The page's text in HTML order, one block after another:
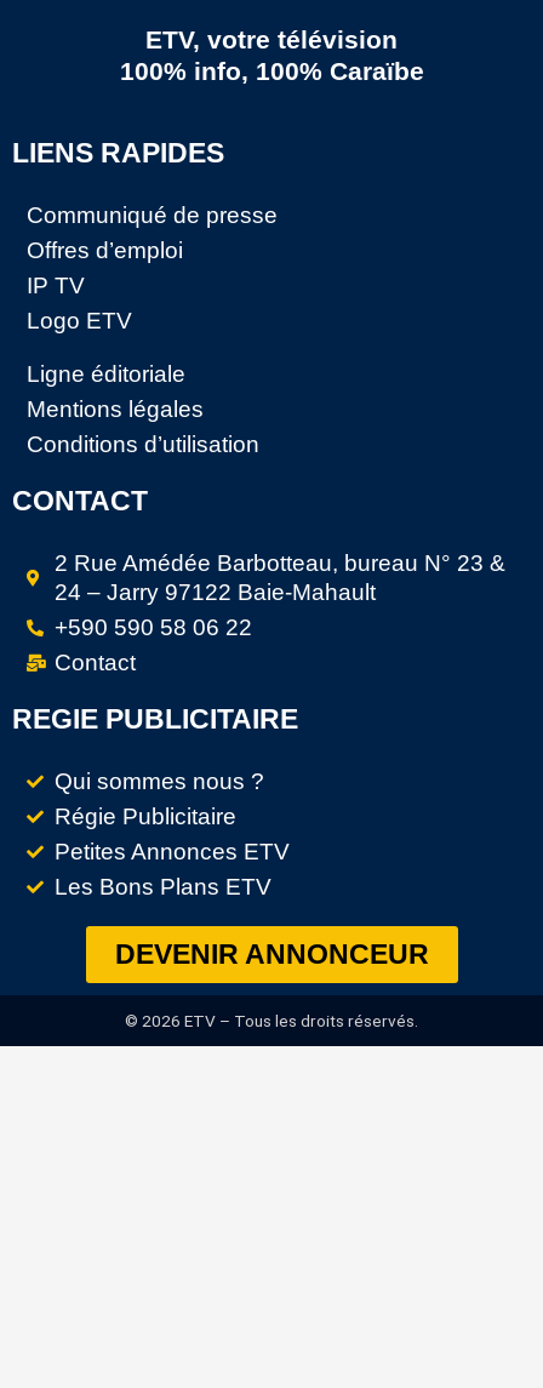
ETV, votre télévision
100% info, 100% Caraïbe
LIENS RAPIDES
Communiqué de presse
Offres d’emploi
IP TV
Logo ETV
Ligne éditoriale
Mentions légales
Conditions d’utilisation
CONTACT
2 Rue Amédée Barbotteau, bureau N° 23 &
24 – Jarry 97122 Baie-Mahault
+590 590 58 06 22
Contact
REGIE PUBLICITAIRE
Qui sommes nous ?
Régie Publicitaire
Petites Annonces ETV
Les Bons Plans ETV
DEVENIR ANNONCEUR
© 2026 ETV – Tous les droits réservés.